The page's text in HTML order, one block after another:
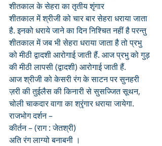
शीतकाल के सेहरा का तृतीय शृंगार
शीतकाल में श्रीजी को चार बार सेहरा धराया जाता
है. इनको धराये जाने का दिन निश्चित नहीं है परन्तु
शीतकाल में जब भी सेहरा धराया जाता है तो प्रभु
को मीठी द्वादशी आरोगाई जाती हैं. आज प्रभु को गुड़
की मीठी लापसी (द्वादशी) आरोगाई जाती हैं.
आज श्रीजी को केसरी रंग के साटन पर सुनहरी
ज़री की तुईलैस की किनारी से सुसज्जित सूथन,
चोली चाकदार वागा का श्रृंगार धराया जायेगा.
राजभोग दर्शन –
कीर्तन – (राग : जेतश्री)
अति रंग लाग्यो बनाबनी ।